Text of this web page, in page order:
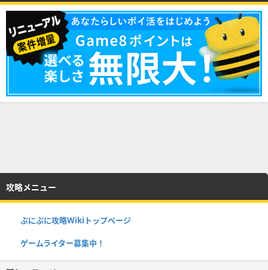
攻略メニュー
ぷにぷに攻略Wikiトップページ
ゲームライター募集中！